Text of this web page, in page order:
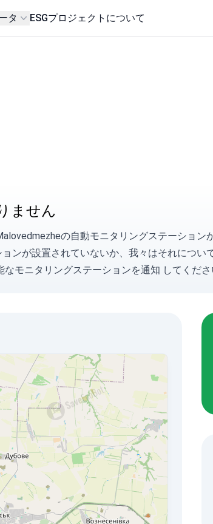
タ ESGプロジェクトについて
ません
の自動モニタリングステーション
ンが設置されていないか、我々はそれについ
なモニタリングステーションを通知 してくださ